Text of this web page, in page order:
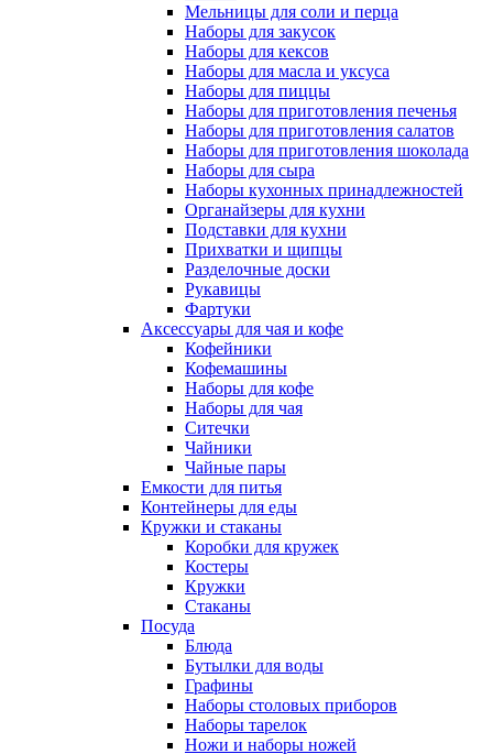
Мельницы для соли и перца
Наборы для закусок
Наборы для кексов
Наборы для масла и уксуса
Наборы для пиццы
Наборы для приготовления печенья
Наборы для приготовления салатов
Наборы для приготовления шоколада
Наборы для сыра
Наборы кухонных принадлежностей
Органайзеры для кухни
Подставки для кухни
Прихватки и щипцы
Разделочные доски
Рукавицы
Фартуки
Аксессуары для чая и кофе
Кофейники
Кофемашины
Наборы для кофе
Наборы для чая
Ситечки
Чайники
Чайные пары
Емкости для питья
Контейнеры для еды
Кружки и стаканы
Коробки для кружек
Костеры
Кружки
Стаканы
Посуда
Блюда
Бутылки для воды
Графины
Наборы столовых приборов
Наборы тарелок
Ножи и наборы ножей